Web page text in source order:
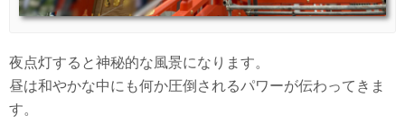
夜点灯すると神秘的な風景になります。
昼は和やかな中にも何か圧倒されるパワーが伝わってきま
す。